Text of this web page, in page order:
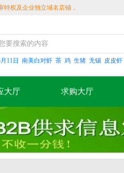
权及企业独立域名店铺，精
11日 南美白对虾 茶 鸡 生猪 无锡 皮皮虾
大厅 求购大厅